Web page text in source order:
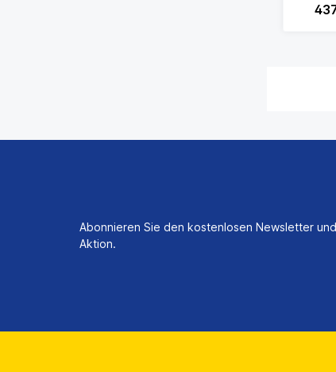
Abonnieren Sie den kostenlosen Newsletter
Aktion.